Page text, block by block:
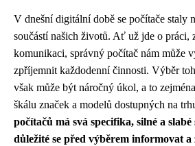
V dnešní digitální době se počítače staly
součástí našich životů. Ať už jde o práci,
komunikaci, správný počítač nám může
zpříjemnit každodenní činnosti. Výběr
však může být náročný úkol, a to
škálu značek a modelů dostupných na
počítačů má svá specifika, silné a
důležité se před výběrem informovat a